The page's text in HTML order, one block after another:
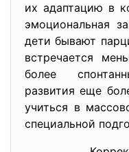
их адаптацию в
эмоциональная
дети бывают
встречается
более
развития еще
учиться в
специальной